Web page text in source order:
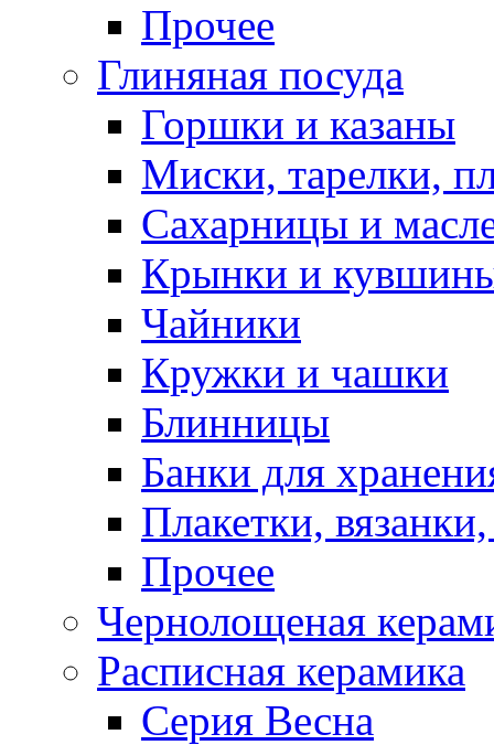
Прочее
Глиняная посуда
Горшки и казаны
Миски, тарелки,
Сахарницы и
Крынки и
Чайники
Кружки и чашки
Блинницы
Банки для
Плакетки,
Прочее
Чернолощеная
Расписная керамика
Серия Весна